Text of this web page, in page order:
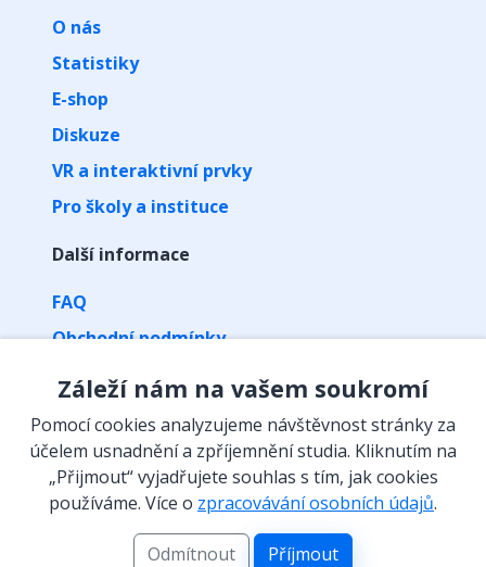
O nás
Statistiky
E-shop
Diskuze
VR a interaktivní prvky
Pro školy a instituce
Další informace
FAQ
Obchodní podmínky
Zpracování osobních údajů
Vyzvednutí předplatného kódem
Isibalo na sítích
Záleží nám na vašem soukromí
Pomocí cookies analyzujeme návštěvnost stránky za
účelem usnadnění a zpříjemnění studia. Kliknutím na
„Přijmout“ vyjadřujete souhlas s tím, jak cookies
používáme. Více o zpracovávání osobních údajů.
Odmítnout Příjmout